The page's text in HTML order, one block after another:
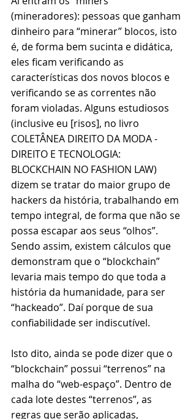
(mineradores): pessoas que ganham
dinheiro para “minerar” blocos, isto
é, de forma bem sucinta e didática,
eles ficam verificando as
características dos novos blocos e
verificando se as correntes não
foram violadas. Alguns estudiosos
(inclusive eu [risos], no livro
COLETÂNEA DIREITO DA MODA -
DIREITO E TECNOLOGIA:
BLOCKCHAIN NO FASHION LAW)
dizem se tratar do maior grupo de
hackers da história, trabalhando em
tempo integral, de forma que não se
possa escapar aos seus “olhos”.
Sendo assim, existem cálculos que
demonstram que o “blockchain”
levaria mais tempo do que toda a
história da humanidade, para ser
“hackeado”. Daí porque de sua
confiabilidade ser indiscutível.
Isto dito, ainda se pode dizer que o
“blockchain” possui “terrenos” na
malha do “web-espaço”. Dentro de
cada lote destes “terrenos”, as
regras que serão aplicadas,